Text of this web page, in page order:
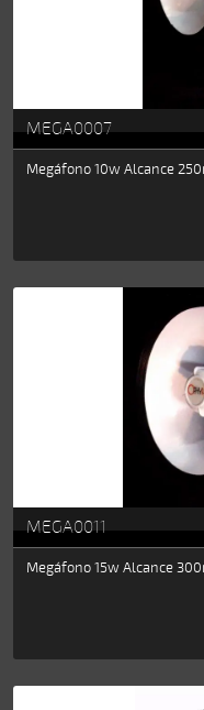
MEGA0007
Megáfono 10w Alcance
MEGA0011
Megáfono 15w Alcance